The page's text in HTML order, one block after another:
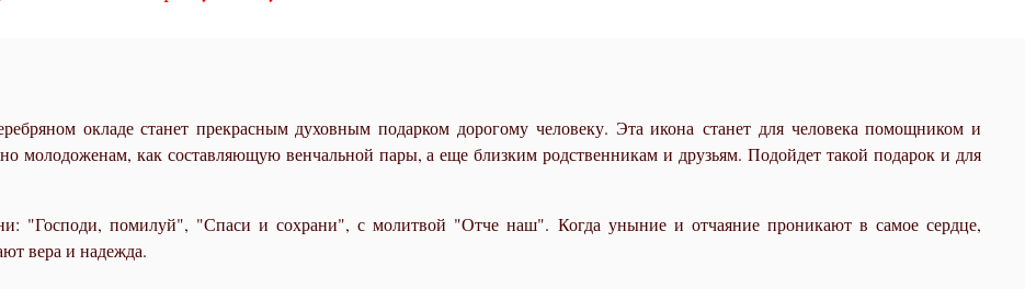
окладе станет прекрасным духовным подарком дорогому человеку. Эта икона станет для человека помощником и
молодоженам, как составляющую венчальной пары, а еще близким родственникам и друзьям. Подойдет такой подарок и для
"Господи, помилуй", "Спаси и сохрани", с молитвой "Отче наш". Когда уныние и отчаяние проникают в самое сердце,
вера и надежда.